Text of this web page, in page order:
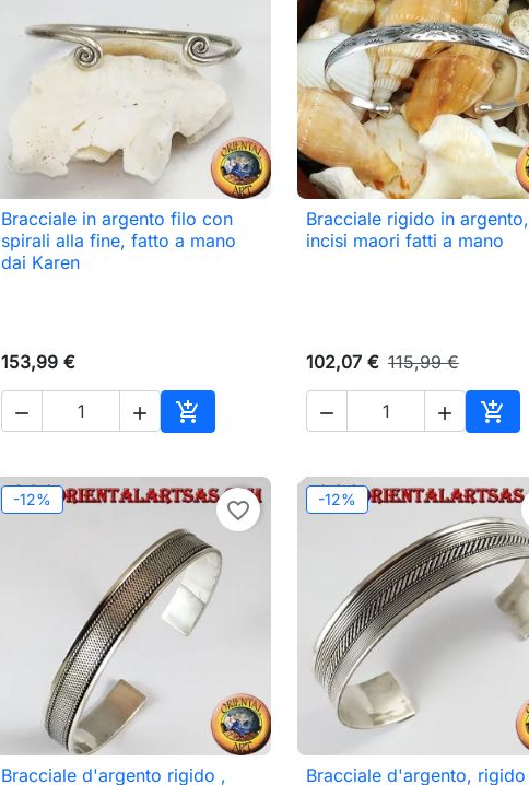
 Anteprima
Bracciale in argento filo con
spirali alla fine, fatto a mano
dai Karen
153,99 €
  
Aggiungi al carrello
 Anteprima
Bracciale rigido in
incisi maori fatti a mano
102,07 € 115,99 €
  
-12% favorite_border
Bracciale d'argento rigido ,
-12%
Bracciale d'argento, rigido